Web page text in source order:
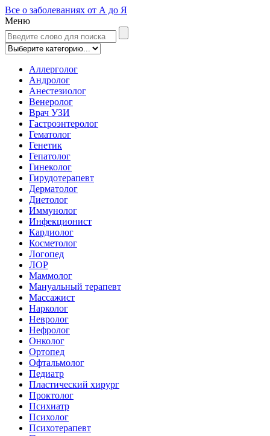
Все о заболеваниях от А до Я
Меню
Аллерголог
Андролог
Анестезиолог
Венеролог
Врач УЗИ
Гастроэнтеролог
Гематолог
Генетик
Гепатолог
Гинеколог
Гирудотерапевт
Дерматолог
Диетолог
Иммунолог
Инфекционист
Кардиолог
Косметолог
Логопед
ЛОР
Маммолог
Мануальный терапевт
Массажист
Нарколог
Невролог
Нефролог
Онколог
Ортопед
Офтальмолог
Педиатр
Пластический хирург
Проктолог
Психиатр
Психолог
Психотерапевт